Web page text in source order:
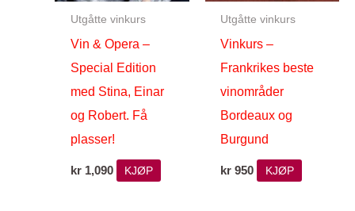
Utgåtte vinkurs
Vin & Opera –
Special Edition
med Stina, Einar
og Robert. Få
plasser!
kr1,090 KJØP
Utgåtte vinkurs
Vinkurs –
Frankrikes beste
vinområder
Bordeaux og
Burgund
kr 950 KJØP